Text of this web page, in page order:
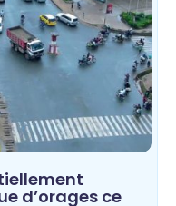
d’orages ce